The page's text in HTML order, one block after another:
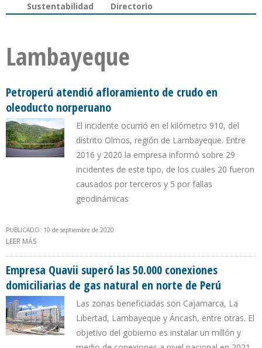
Sustentabilidad
Directorio
Lambayeque
Petroperú atendió afloramiento de crudo en
oleoducto norperuano
El incidente ocurrió en el kilómetro 910, del
distrito Olmos, región de Lambayeque. Entre
2016 y 2020 la empresa informó sobre 29
incidentes de este tipo, de los cuales 20 fueron
causados por terceros y 5 por fallas
geodinámicas
PUBLICADO: 10 de septiembre de 2020
LEER MÁS
Empresa Quavii superó las 50.000 conexiones
domiciliarias de gas natural en norte de Perú
Las zonas beneficiadas son Cajamarca, La
Libertad, Lambayeque y Áncash, entre otras. El
objetivo del gobierno es instalar un millón y